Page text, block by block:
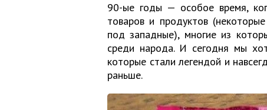
90-ые годы — особое время,
товаров и продуктов
под западные), многие из
среди народа. И сегодня мы
которые стали легендой и
раньше.